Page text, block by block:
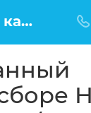
Купить Вал карданный задний в сборе Hover H6, Haval H6 (аналог) в Москве по низкой цене